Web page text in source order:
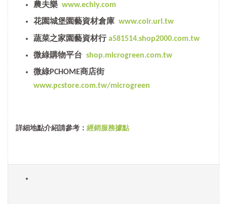
農夫樂 www.echiy.com
花園城堡園藝資材倉庫 www.coir.url.tw
蔬菜之家園藝資材行a581514.shop2000.com.tw
微綠購物平台 shop.microgreen.com.tw
微綠PCHOME商店街
www.pcstore.com.tw/microgreen
詳細地點介紹請參考： 經銷服務據點